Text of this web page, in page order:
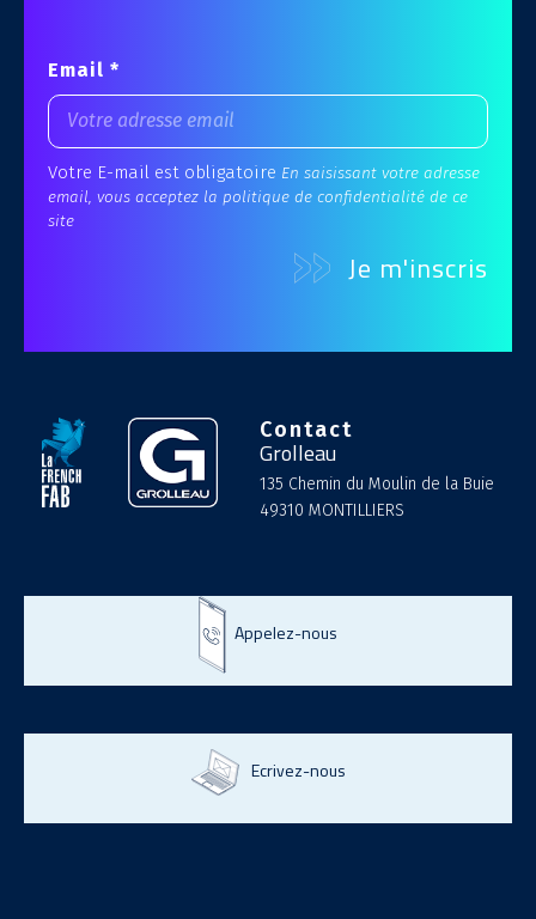
Email *
Votre E-mail est obligatoire En saisissant votre adresse
email, vous acceptez la politique de confidentialité de ce
site
Contact
Grolleau
135 Chemin du Moulin de la Buie
49310 MONTILLIERS
Appelez-nous
Ecrivez-nous